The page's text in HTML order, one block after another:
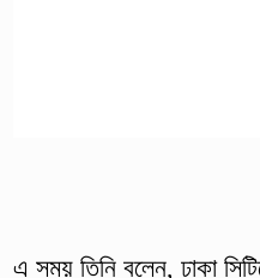
এ সময় তিনি বলেন, ঢাকা